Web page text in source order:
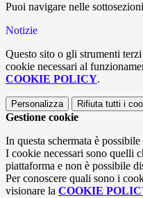
Puoi navigare nelle
Notizie
Questo sito o gli strumenti
cookie necessari al
COOKIE POLICY.
Personalizza Rifiuta tutti i
Gestione cookie
In questa schermata è
I cookie necessari sono quelli
piattaforma e non è possibile
Per conoscere quali sono i
visionare la COOKIE